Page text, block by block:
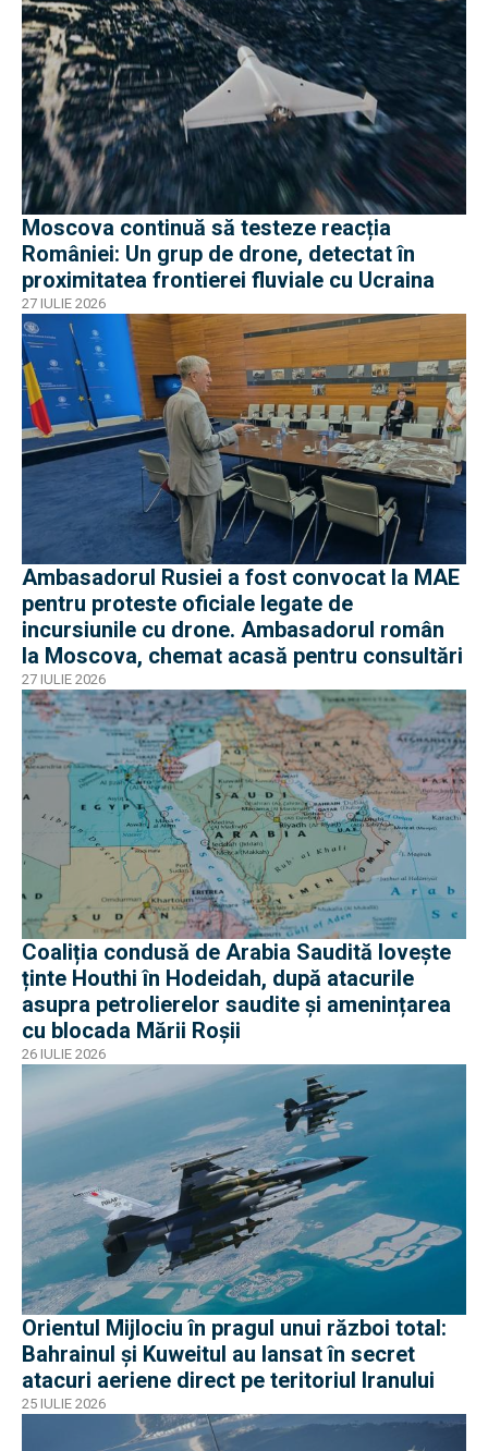
Moscova continuă să testeze reacția
României: Un grup de drone, detectat în
proximitatea frontierei fluviale cu Ucraina
27 IULIE 2026
Ambasadorul Rusiei a fost convocat la MAE
pentru proteste oficiale legate de
incursiunile cu drone. Ambasadorul român
la Moscova, chemat acasă pentru consultări
27 IULIE 2026
Coaliția condusă de Arabia Saudită lovește
ținte Houthi în Hodeidah, după atacurile
asupra petrolierelor saudite și amenințarea
cu blocada Mării Roșii
26 IULIE 2026
Orientul Mijlociu în pragul unui război total:
Bahrainul și Kuweitul au lansat în secret
atacuri aeriene direct pe teritoriul Iranului
25 IULIE 2026